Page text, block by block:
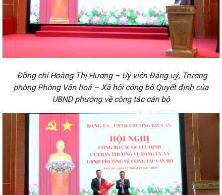
Đồng chí Hoàng Thị Hương – Uỷ viên Đảng uỷ, Trưởng
phòng Phòng Văn hoá – Xã hội công bố Quyết định của
UBND phường về công tác cán bộ